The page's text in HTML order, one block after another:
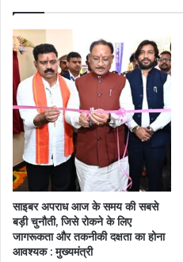
साइबर अपराध आज के समय की सबसे
बड़ी चुनौती, जिसे रोकने के लिए
जागरूकता और तकनीकी दक्षता का होना
आवश्यक : मुख्यमंत्री